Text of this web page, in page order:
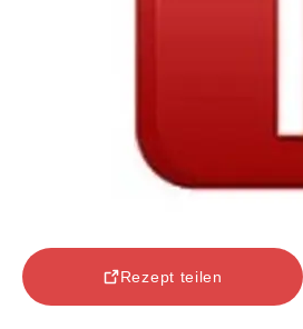
Rezept teilen